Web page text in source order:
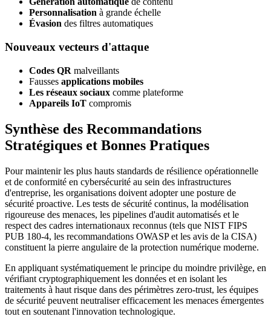
Personnalisation à grande échelle
Évasion des filtres automatiques
Nouveaux vecteurs d'attaque
Codes QR malveillants
Fausses applications mobiles
Les réseaux sociaux comme plateforme
Appareils IoT compromis
Synthèse des Recommandations
Stratégiques et Bonnes Pratiques
Pour maintenir les plus hauts standards de résilience opérationnelle
et de conformité en cybersécurité au sein des infrastructures
d'entreprise, les organisations doivent adopter une posture de
sécurité proactive. Les tests de sécurité continus, la modélisation
rigoureuse des menaces, les pipelines d'audit automatisés et le
respect des cadres internationaux reconnus (tels que NIST FIPS
PUB 180-4, les recommandations OWASP et les avis de la CISA)
constituent la pierre angulaire de la protection numérique moderne.
En appliquant systématiquement le principe du moindre privilège, en
vérifiant cryptographiquement les données et en isolant les
traitements à haut risque dans des périmètres zero-trust, les équipes
de sécurité peuvent neutraliser efficacement les menaces émergentes
tout en soutenant l'innovation technologique.